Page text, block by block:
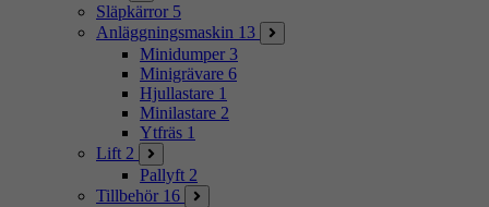
Släpkärror 5
Anläggningsmaskin 13
Minidumper 3
Minigrävare 6
Hjullastare 1
Minilastare 2
Ytfräs 1
Lift 2
Pallyft 2
Tillbehör 16